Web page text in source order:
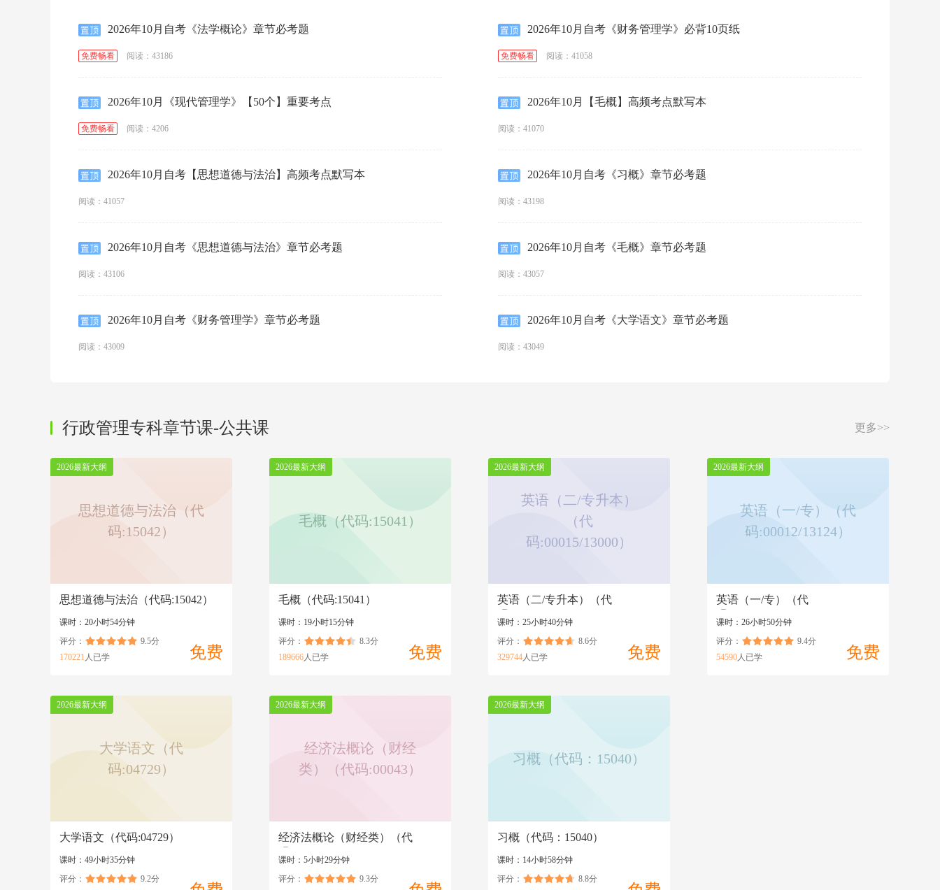
2026年10月自考《法学概论》章节必考题
免费畅看 阅读：43186
2026年10月自考《财务管理学》必背10页纸
免费畅看 阅读：41058
2026年10月《现代管理学》【50个】重要考点
免费畅看 阅读：4206
2026年10月【毛概】高频考点默写本
阅读：41070
2026年10月自考【思想道德与法治】高频考点默写本
阅读：41057
2026年10月自考《习概》章节必考题
阅读：43198
2026年10月自考《思想道德与法治》章节必考题
阅读：43106
2026年10月自考《毛概》章节必考题
阅读：43057
2026年10月自考《财务管理学》章节必考题
阅读：43009
2026年10月自考《大学语文》章节必考题
阅读：43049
行政管理专科章节课-公共课 更多>>
2026最新大纲
思想道德与法治（代
码:15042）
思想道德与法治（代码:15042）
课时：20小时54分钟
免费
评分：
9.5分
170221 人已学
2026最新大纲
毛概（代码:15041）
毛概（代码:15041）
课时：19小时15分钟
免费
评分：
8.3分
189666人已学
2026最新大纲
英语（二/专升本）
（代
码:00015/13000）
英语（二/专升本）（代
课时：25小时40分钟
免费
评分：
8.6分
329744人已学
2026最新大纲
英语（一/专）（代
码:00012/13124）
英语（一/专）（代
课时：26小时50分钟
免费
评分：
9.4分
54590人已学
2026最新大纲
大学语文（代
码:04729）
大学语文（代码:04729）
课时：49小时35分钟
评分： 9.2分
2026最新大纲
经济法概论（财经
类）（代码:00043）
经济法概论（财经类）（代
课时：5小时29分钟
评分： 9.3分
2026最新大纲
习概（代码：15040）
习概（代码：15040）
课时：14小时58分钟
评分： 8.8分